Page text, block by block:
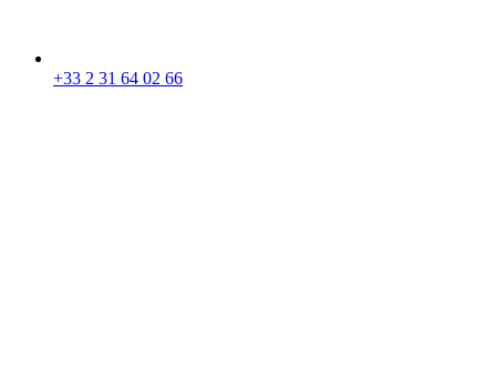
+33 2 31 64 02 66